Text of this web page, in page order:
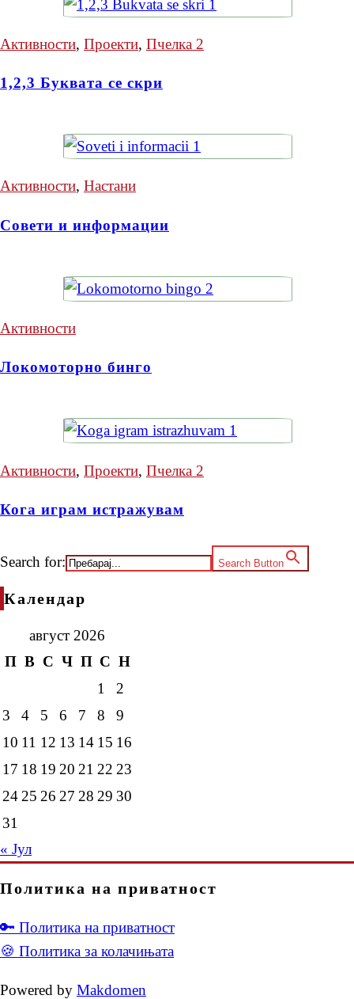
Активности, Проекти, Пчелка 2
1,2,3 Буквата се скри
Активности, Настани
Совети и информации
Активности
Локомоторно бинго
Активности, Проекти, Пчелка 2
Кога играм истражувам
Search for: Search Button
Календар
август 2026
П В С Ч П С Н
1
2
3
4 5 6 7 8
9
10 11 12 13 14 15 16
17 18 19 20 21 22 23
24 25 26 27 28 29 30
31
« Јул
Политика на приватност
🔑 Политика на приватност
🍪 Политика за колачињата
Powered by Makdomen